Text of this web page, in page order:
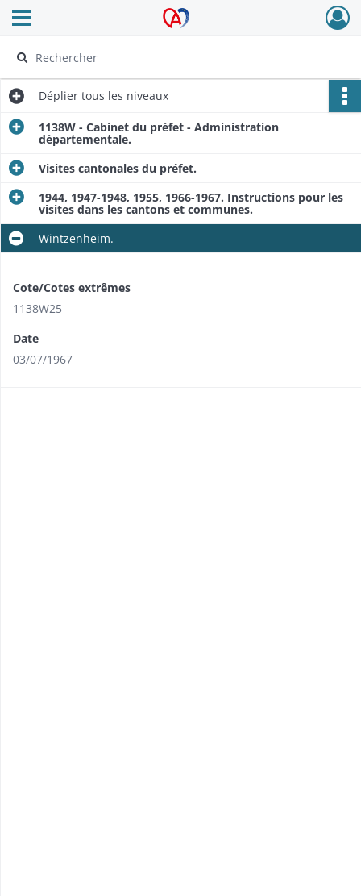
Archives Alsace - Colmar
Ouvrir le menu déroulant
Déplier tous les niveaux
1138W - Cabinet du préfet - Administration
départementale.
Visites cantonales du préfet.
1944, 1947-1948, 1955, 1966-1967. Instructions pour les
visites dans les cantons et communes.
Wintzenheim.
Cote/Cotes extrêmes
1138W25
Date
03/07/1967